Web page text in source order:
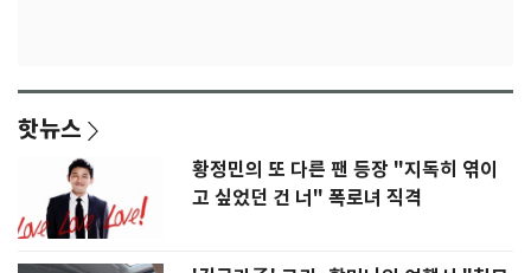
핫뉴스
황정민의 또 다른 팬 등장 "지독히 엮이
고 싶었던 건 너" 폭로녀 직격